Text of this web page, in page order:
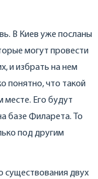
В Киев уже посланы
могут провести
и избрать на нем
понятно, что такой
месте. Его будут
базе Филарета. То
под другим
существования двух